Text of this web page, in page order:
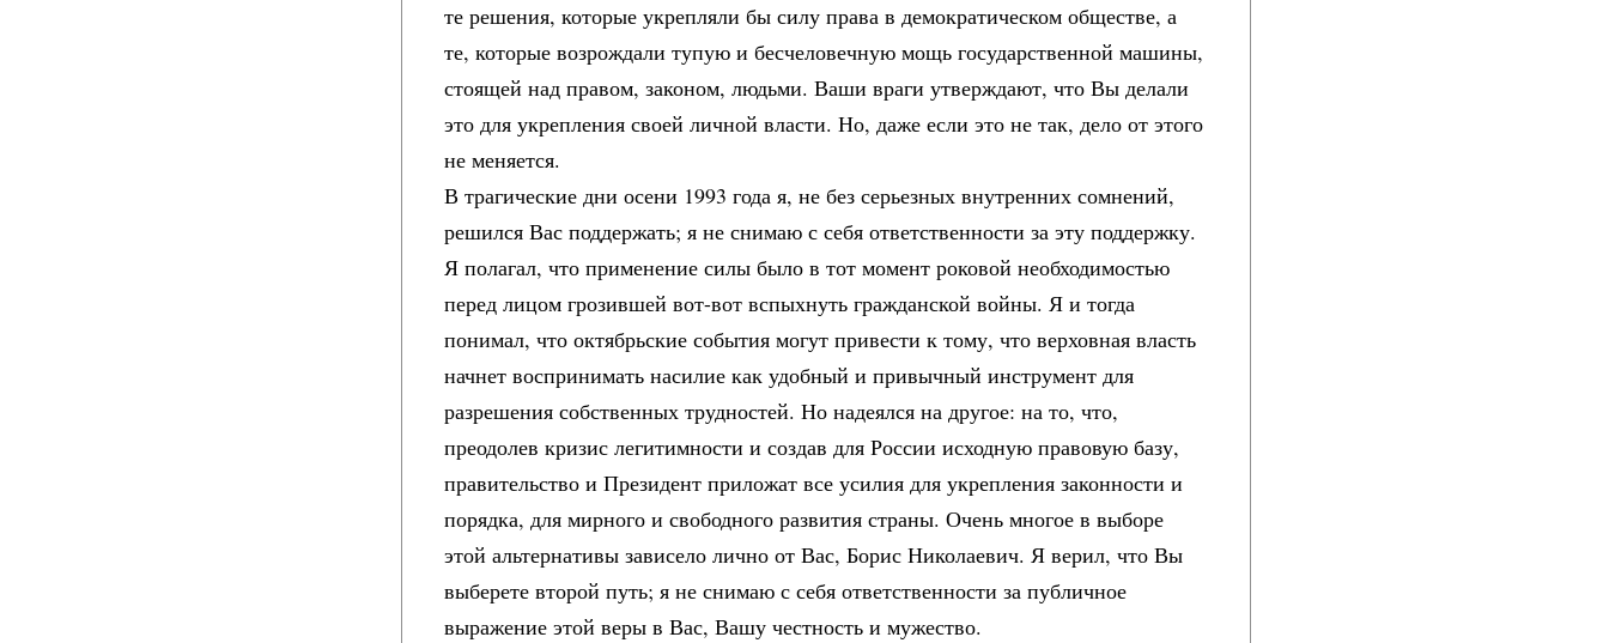
те решения, которые укрепляли бы силу права в демократическом обществе, а
те, которые возрождали тупую и бесчеловечную мощь государственной машины,
стоящей над правом, законом, людьми. Ваши враги утверждают, что Вы делали
это для укрепления своей личной власти. Но, даже если это не так, дело от этого
не меняется.
В трагические дни осени 1993 года я, не без серьезных внутренних сомнений,
решился Вас поддержать; я не снимаю с себя ответственности за эту поддержку.
Я полагал, что применение силы было в тот момент роковой необходимостью
перед лицом грозившей вот-вот вспыхнуть гражданской войны. Я и тогда
понимал, что октябрьские события могут привести к тому, что верховная власть
начнет воспринимать насилие как удобный и привычный инструмент для
разрешения собственных трудностей. Но надеялся на другое: на то, что,
преодолев кризис легитимности и создав для России исходную правовую базу,
правительство и Президент приложат все усилия для укрепления законности и
порядка, для мирного и свободного развития страны. Очень многое в выборе
этой альтернативы зависело лично от Вас, Борис Николаевич. Я верил, что Вы
выберете второй путь; я не снимаю с себя ответственности за публичное
выражение этой веры в Вас, Вашу честность и мужество.